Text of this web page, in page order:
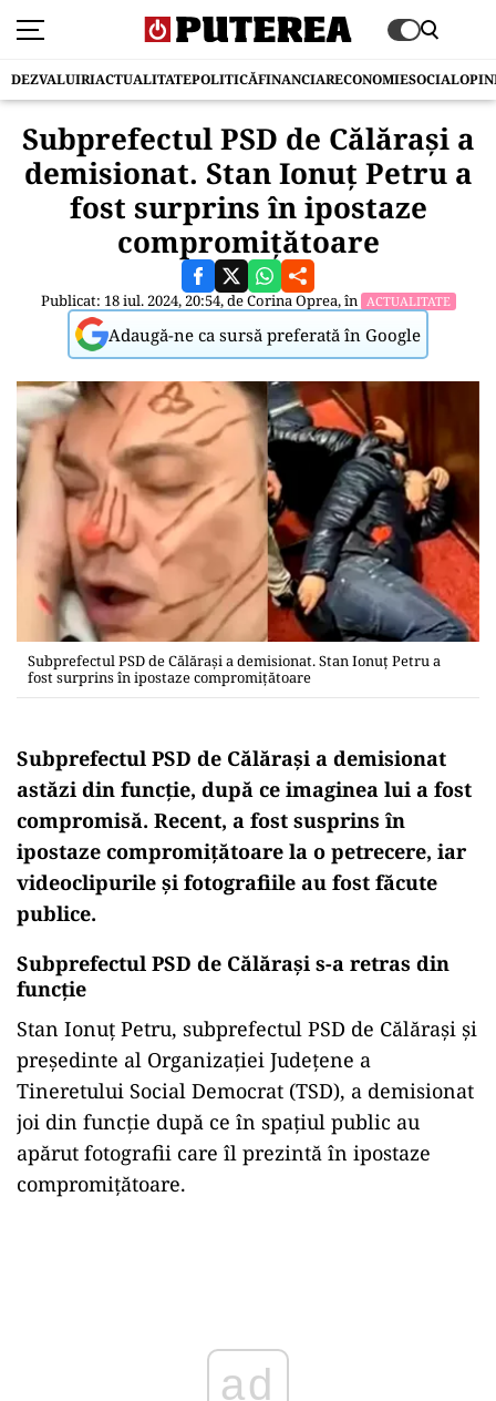
DEZVALUIRIACTUALITATEPOLITICĂFINANCIARECONOMIESOCIAL
Subprefectul PSD de Călăraşi a
demisionat. Stan Ionuţ Petru a
fost surprins în ipostaze
compromițătoare
Publicat: 18 iul. 2024, 20:54, deCorina Oprea, în ACTUALITATE
Adaugă-ne ca sursă preferată în Google
Subprefectul PSD de Călăraşi a demisionat. Stan Ionuţ Petru a
fost surprins în ipostaze compromițătoare
Subprefectul PSD de Călăraşi a demisionat
astăzi din funcție, după ce imaginea lui a fost
compromisă. Recent, a fost susprins în
ipostaze compromițătoare la o petrecere, iar
videoclipurile și fotografiile au fost făcute
publice.
Subprefectul PSD de Călăraşi s-a retras din
funcție
Stan Ionuţ Petru, subprefectul PSD de Călăraşi și
președinte al Organizației Județene a
Tineretului Social Democrat (TSD), a demisionat
joi din funcție după ce în spațiul public au
apărut fotografii care îl prezintă în ipostaze
compromițătoare.